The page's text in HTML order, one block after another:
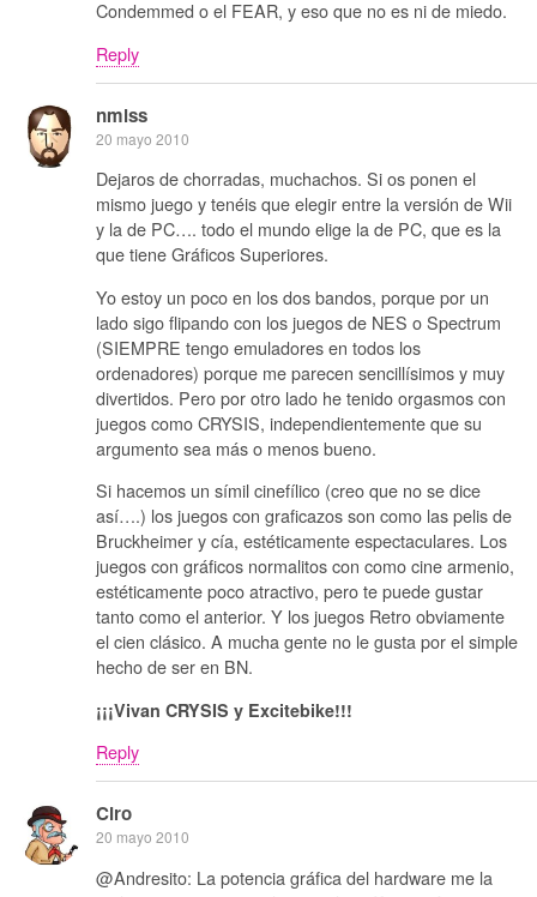
Condemmed o el FEAR, y eso que no es ni de miedo.
Reply
nmlss
20 mayo 2010
Dejaros de chorradas, muchachos. Si os ponen el
mismo juego y tenéis que elegir entre la versión de Wii
y la de PC…. todo el mundo elige la de PC, que es la
que tiene Gráficos Superiores.
Yo estoy un poco en los dos bandos, porque por un
lado sigo flipando con los juegos de NES o Spectrum
(SIEMPRE tengo emuladores en todos los
ordenadores) porque me parecen sencillísimos y muy
divertidos. Pero por otro lado he tenido orgasmos con
juegos como CRYSIS, independientemente que su
argumento sea más o menos bueno.
Si hacemos un símil cinefílico (creo que no se dice
así….) los juegos con graficazos son como las pelis de
Bruckheimer y cía, estéticamente espectaculares. Los
juegos con gráficos normalitos con como cine armenio,
estéticamente poco atractivo, pero te puede gustar
tanto como el anterior. Y los juegos Retro obviamente
el cien clásico. A mucha gente no le gusta por el simple
hecho de ser en BN.
¡¡¡Vivan CRYSIS y Excitebike!!!
Reply
Ciro
20 mayo 2010
@Andresito: La potencia gráfica del hardware me la